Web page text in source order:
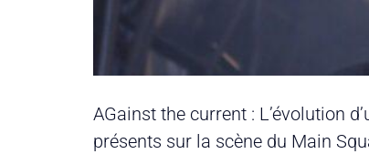
AGainst the current : L’évolution
présents sur la scène du Main